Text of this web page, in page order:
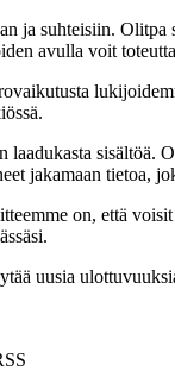
suhteisiin. Olitpa
avulla voit
sisältöä.
jakamaan tietoa,
on, että
uusia